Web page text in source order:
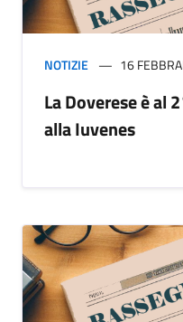
NOTIZIE 16
La Doverese è al
alla Iuvenes